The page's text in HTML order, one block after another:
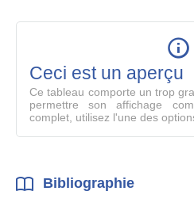
Ceci est un aperçu
Ce tableau comporte un trop
permettre son affichage
complet, utilisez l'une des
Bibliographie